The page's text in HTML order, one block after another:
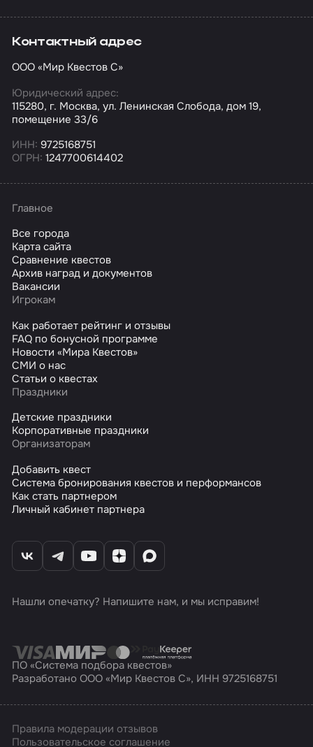
Контактный адрес
ООО «Мир Квестов С»
Юридический адрес:
115280, г. Москва, ул. Ленинская Слобода, дом 19,
помещение 33/6
ИНН: 9725168751
ОГРН: 1247700614402
Главное
Все города
Карта сайта
Сравнение квестов
Архив наград и документов
Вакансии
Игрокам
Как работает рейтинг и отзывы
FAQ по бонусной программе
Новости «Мира Квестов»
СМИ о нас
Статьи о квестах
Праздники
Детские праздники
Корпоративные праздники
Организаторам
Добавить квест
Система бронирования квестов и перформансов
Как стать партнером
Личный кабинет партнера
Нашли опечатку? Напишите нам, и мы исправим!
ПО «Система подбора квестов»
Разработано ООО «Мир Квестов С», ИНН 9725168751
Правила модерации отзывов
Пользовательское соглашение